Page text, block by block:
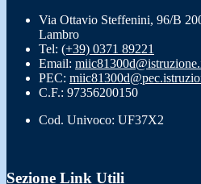
Via Ottavio Steffenini, 96/B
Lambro
Tel: (+39) 0371 89221
Email:
PEC:
C.F.: 97356200150
Cod. Univoco: UF37X2
Sezione Link Utili